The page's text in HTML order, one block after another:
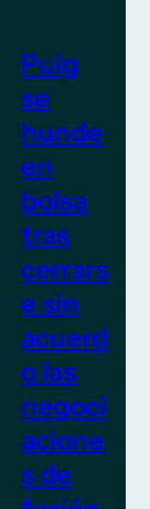
Puig
se
hunde
en
bolsa
tras
cerrars
e sin
acuerd
o las
negoci
acione
s de